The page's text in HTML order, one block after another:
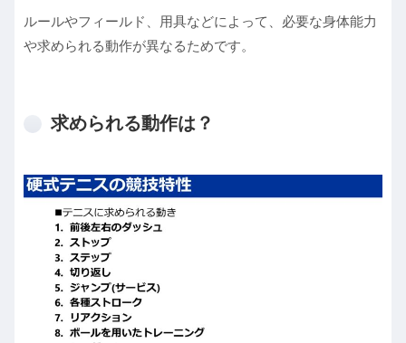
ルールやフィールド、用具などによって、必要な身体能力
や求められる動作が異なるためです。
求められる動作は？